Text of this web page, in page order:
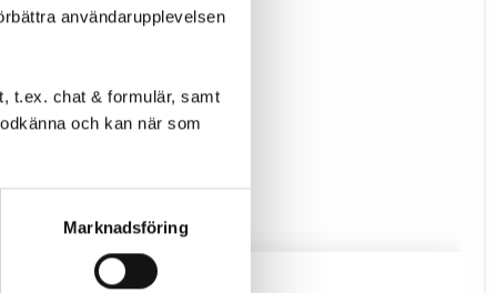
användarupplevelsen
t.ex. chat & formulär, samt
och kan när som
Marknadsföring